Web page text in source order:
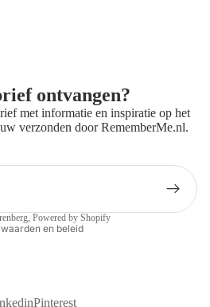
ontvangen?
met informatie en inspiratie op het
verzonden doorRememberMe.nl.
, Powered by Shopify
en beleid
Pinterest